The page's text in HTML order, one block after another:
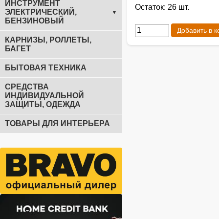
ИНСТРУМЕНТ
ЭЛЕКТРИЧЕСКИЙ,
БЕНЗИНОВЫЙ
▼
КАРНИЗЫ, РОЛЛЕТЫ,
БАГЕТ
БЫТОВАЯ ТЕХНИКА
СРЕДСТВА
ИНДИВИДУАЛЬНОЙ
ЗАЩИТЫ, ОДЕЖДА
ТОВАРЫ ДЛЯ ИНТЕРЬЕРА
Остаток: 26 шт.
Добавить в